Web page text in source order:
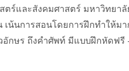
ร์และสังคมศาสตร์ มหาวิทยา
เน้นการสอนโดยการฝึกทำให้ม
อักษร ถึงคำศัพท์ มีแบบฝึกหัดฟ